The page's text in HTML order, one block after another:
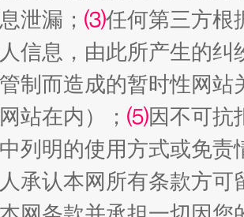
科技园优化重塑工作
泄漏； ⑶任何第三方根
信息，由此所产生的纠
制而造成的暂时性网
站在内）； ⑸因不可抗
列明的使用方式或免责
承认本网所有条款方